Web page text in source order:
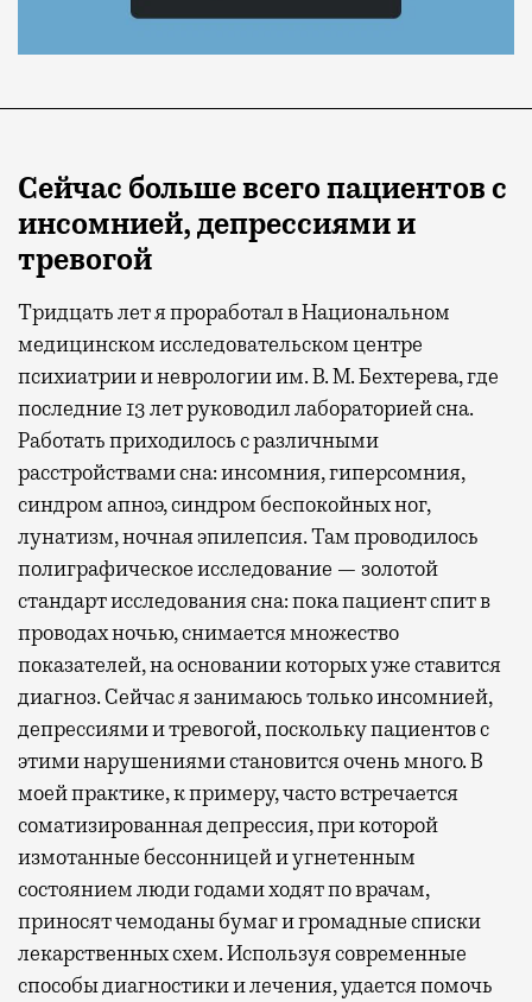
Сейчас больше всего пациентов с
инсомнией, депрессиями и
тревогой
Тридцать лет я проработал в Национальном
медицинском исследовательском центре
психиатрии и неврологии им. В. М. Бехтерева, где
последние 13 лет руководил лабораторией сна.
Работать приходилось с различными
расстройствами сна: инсомния, гиперсомния,
синдром апноэ, синдром беспокойных ног,
лунатизм, ночная эпилепсия. Там проводилось
полиграфическое исследование — золотой
стандарт исследования сна: пока пациент спит в
проводах ночью, снимается множество
показателей, на основании которых уже ставится
диагноз. Сейчас я занимаюсь только инсомнией,
депрессиями и тревогой, поскольку пациентов с
этими нарушениями становится очень много. В
моей практике, к примеру, часто встречается
соматизированная депрессия, при которой
измотанные бессонницей и угнетенным
состоянием люди годами ходят по врачам,
приносят чемоданы бумаг и громадные списки
лекарственных схем. Используя современные
способы диагностики и лечения, удается помочь